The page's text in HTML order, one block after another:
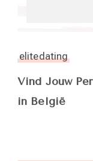
elitedating
Vind Jouw
in België